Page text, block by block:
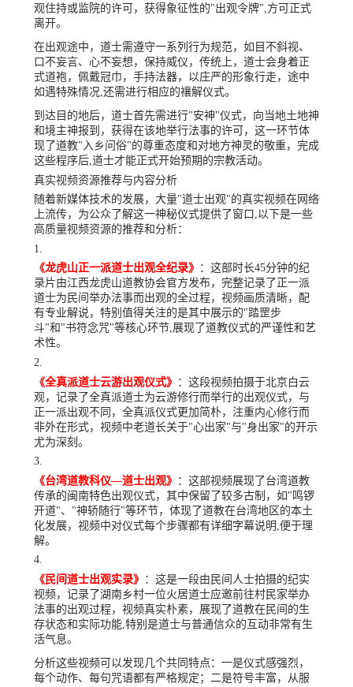
观住持或监院的许可，获得象征性的"出观令牌",方可正式
离开。
在出观途中，道士需遵守一系列行为规范，如目不斜视、
口不妄言、心不妄想，保持威仪，传统上，道士会身着正
式道袍，佩戴冠巾，手持法器，以庄严的形象行走，途中
如遇特殊情况,还需进行相应的禳解仪式。
到达目的地后，道士首先需进行"安神"仪式，向当地土地神
和境主神报到，获得在该地举行法事的许可，这一环节体
现了道教"入乡问俗"的尊重态度和对地方神灵的敬重，完成
这些程序后,道士才能正式开始预期的宗教活动。
真实视频资源推荐与内容分析
随着新媒体技术的发展，大量"道士出观"的真实视频在网络
上流传，为公众了解这一神秘仪式提供了窗口,以下是一些
高质量视频资源的推荐和分析：
《龙虎山正一派道士出观全纪录》 ：这部时长45分钟的纪
录片由江西龙虎山道教协会官方发布，完整记录了正一派
道士为民间举办法事而出观的全过程，视频画质清晰，配
有专业解说，特别值得关注的是其中展示的"踏罡步
斗"和"书符念咒"等核心环节,展现了道教仪式的严谨性和艺
术性。
《全真派道士云游出观仪式》 ：这段视频拍摄于北京白云
观，记录了全真派道士为云游修行而举行的出观仪式，与
正一派出观不同，全真派仪式更加简朴，注重内心修行而
非外在形式，视频中老道长关于"心出家"与"身出家"的开示
尤为深刻。
《台湾道教科仪—道士出观》 ：这部视频展现了台湾道教
传承的闽南特色出观仪式，其中保留了较多古制，如"鸣锣
开道"、"神轿随行"等环节，体现了道教在台湾地区的本土
化发展，视频中对仪式每个步骤都有详细字幕说明,便于理
解。
《民间道士出观实录》 ：这是一段由民间人士拍摄的纪实
视频，记录了湖南乡村一位火居道士应邀前往村民家举办
法事的出观过程，视频真实朴素，展现了道教在民间的生
存状态和实际功能,特别是道士与普通信众的互动非常有生
活气息。
分析这些视频可以发现几个共同特点：一是仪式感强烈，
每个动作、每句咒语都有严格规定；二是符号丰富，从服